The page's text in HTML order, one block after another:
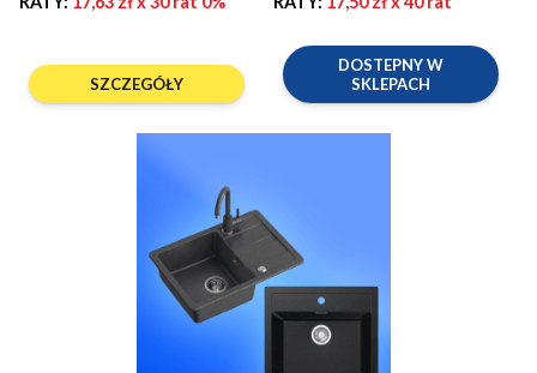
DOSTEPNY W
SKLEPACH
SZCZEGÓŁY